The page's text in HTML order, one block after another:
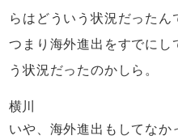
らはどういう状況だったん
つまり海外進出をすでにし
う状況だったのかしら。
横川
いや、海外進出もしてなか